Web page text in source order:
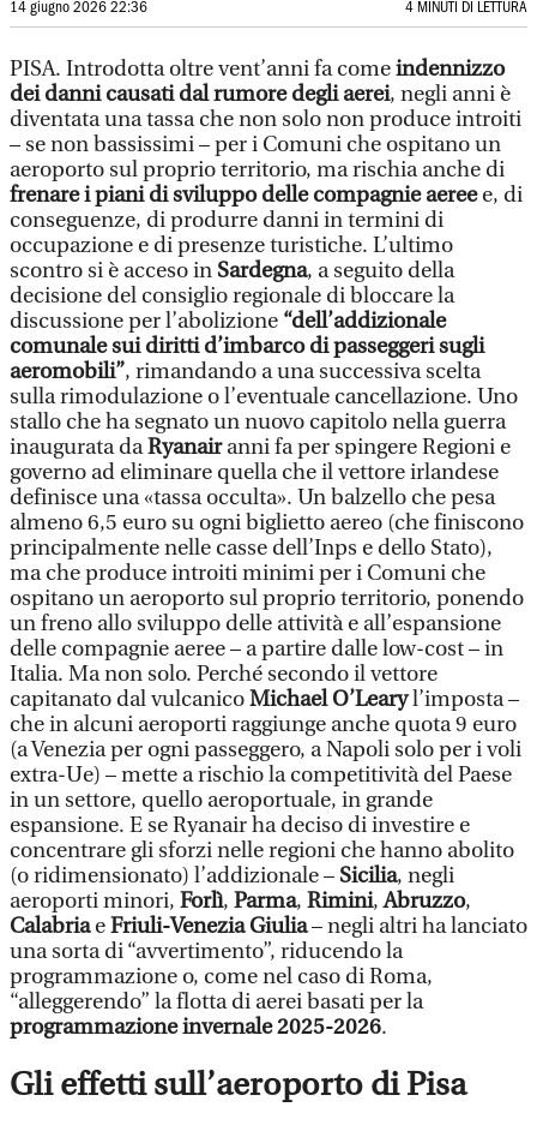
14 giugno 2026 22:36 4 MINUTI DI LETTURA
PISA. Introdotta oltre vent’anni fa comeindennizzo
dei danni causati dal rumore degli aerei, negli anni è
diventata una tassa che non solo non produce introiti
– se non bassissimi – per i Comuni che ospitano un
aeroporto sul proprio territorio, ma rischia anche di
frenare i piani di sviluppo delle compagnie aereee, di
conseguenze, di produrre danni in termini di
occupazione e di presenze turistiche. L’ultimo
scontro si è acceso in Sardegna, a seguito della
decisione del consiglio regionale di bloccare la
discussione per l’abolizione “dell’addizionale
comunale sui diritti d’imbarco di passeggeri sugli
aeromobili”, rimandando a una successiva scelta
sulla rimodulazione o l’eventuale cancellazione. Uno
stallo che ha segnato un nuovo capitolo nella guerra
inaugurata daRyanairanni fa per spingere Regioni e
governo ad eliminare quella che il vettore irlandese
definisce una «tassa occulta». Un balzello che pesa
almeno 6,5 euro su ogni biglietto aereo (che finiscono
principalmente nelle casse dell’Inps e dello Stato),
ma che produce introiti minimi per i Comuni che
ospitano un aeroporto sul proprio territorio, ponendo
un freno allo sviluppo delle attività e all’espansione
delle compagnie aeree – a partire dalle low-cost – in
Italia. Ma non solo. Perché secondo il vettore
capitanato dal vulcanicoMichael O’Learyl’imposta –
che in alcuni aeroporti raggiunge anche quota 9 euro
(a Venezia per ogni passeggero, a Napoli solo per i voli
extra-Ue) – mette a rischio la competitività del Paese
in un settore, quello aeroportuale, in grande
espansione. E se Ryanair ha deciso di investire e
concentrare gli sforzi nelle regioni che hanno abolito
(o ridimensionato) l’addizionale – Sicilia, negli
aeroporti minori, Forlì, Parma, Rimini,Abruzzo,
CalabriaeFriuli-Venezia Giulia– negli altri ha lanciato
una sorta di “avvertimento”, riducendo la
programmazione o, come nel caso di Roma,
“alleggerendo” la flotta di aerei basati per la
programmazione invernale 2025-2026.
Gli effetti sull’aeroporto di Pisa